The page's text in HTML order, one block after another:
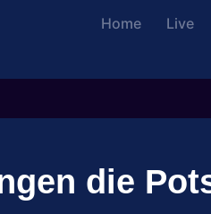
Home Live
die